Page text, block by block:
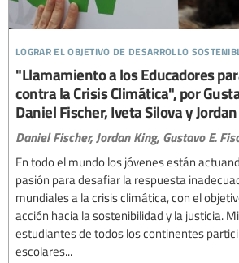
lograr el objetivo de desarrollo
"Llamamiento a los Educadores
contra la Crisis Climática", por
Daniel Fischer, Iveta Silova y
Daniel Fischer,Jordan King, Gustavo E.
En todo el mundo los jóvenes están
pasión para desafiar la respuesta
mundiales a la crisis climática, con el
acción hacia la sostenibilidad y la justicia.
estudiantes de todos los continentes
escolares...